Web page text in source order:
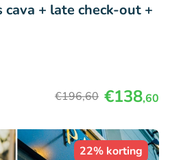
+ late check-out +
€196,60 €138,60
22% korting